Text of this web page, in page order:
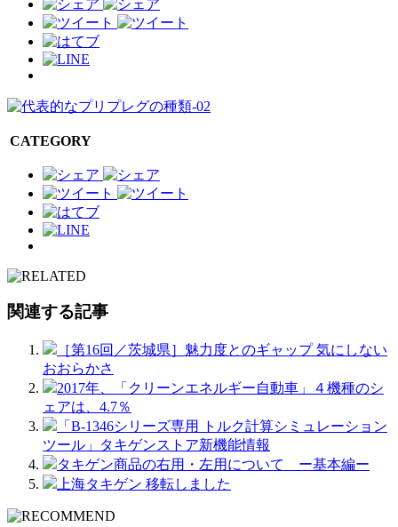
CATEGORY
関連する記事
［第16回／茨城県］魅力度とのギャップ 気にしない
おおらかさ
2017年、「クリーンエネルギー自動車」４機種のシ
ェアは、4.7％
「B-1346シリーズ専用 トルク計算シミュレーション
ツール」タキゲンストア新機能情報
タキゲン商品の右用・左用について ー基本編ー
上海タキゲン 移転しました